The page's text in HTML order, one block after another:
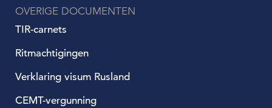
OVERIGE DOCUMENTEN
TIR-carnets
Ritmachtigingen
Verklaring visum Rusland
CEMT-vergunning